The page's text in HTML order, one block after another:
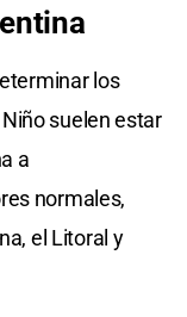
los
suelen estar
a
normales,
el Litoral y